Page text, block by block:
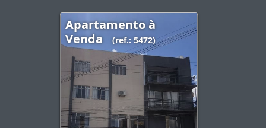
Apartamento à
Venda
(ref.: 5472)